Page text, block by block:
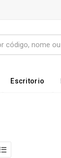
Escritorio